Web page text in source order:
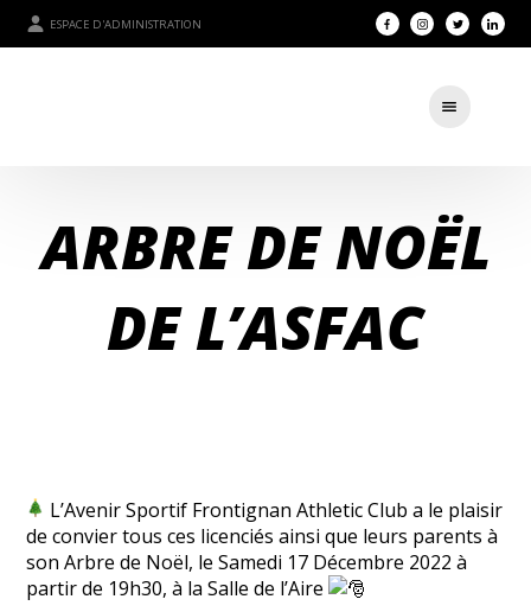
ESPACE D'ADMINISTRATION
ARBRE DE NOËL
DE L’ASFAC
L’Avenir Sportif Frontignan Athletic Club a le plaisir
de convier tous ces licenciés ainsi que leurs parents à
son Arbre de Noël, le Samedi 17 Décembre 2022 à
partir de 19h30, à la Salle de l’Aire